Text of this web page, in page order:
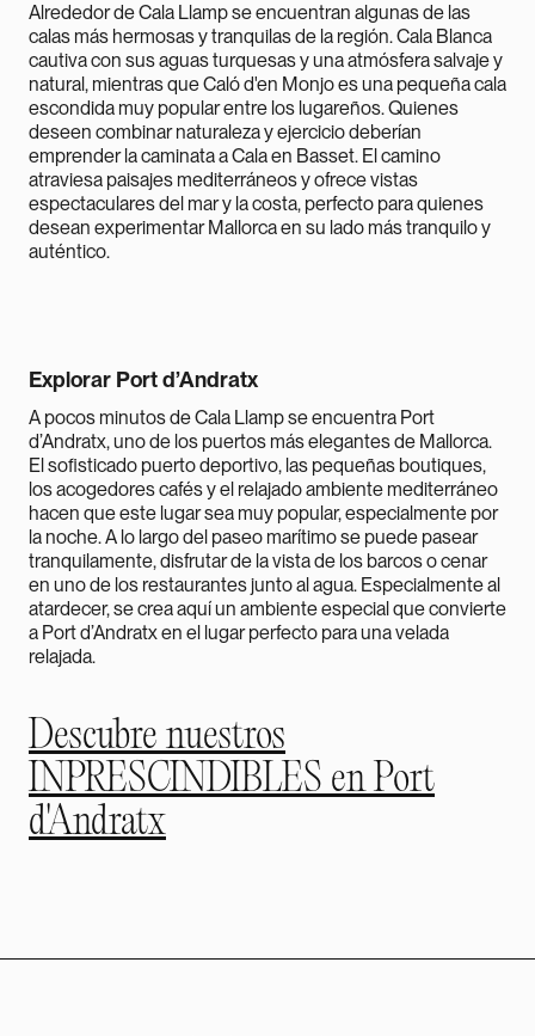
Alrededor de Cala Llamp se encuentran algunas de las
calas más hermosas y tranquilas de la región. Cala Blanca
cautiva con sus aguas turquesas y una atmósfera salvaje y
natural, mientras que Caló d'en Monjo es una pequeña cala
escondida muy popular entre los lugareños. Quienes
deseen combinar naturaleza y ejercicio deberían
emprender la caminata a Cala en Basset. El camino
atraviesa paisajes mediterráneos y ofrece vistas
espectaculares del mar y la costa, perfecto para quienes
desean experimentar Mallorca en su lado más tranquilo y
auténtico.
Explorar Port d’Andratx
A pocos minutos de Cala Llamp se encuentra Port
d’Andratx, uno de los puertos más elegantes de Mallorca.
El sofisticado puerto deportivo, las pequeñas boutiques,
los acogedores cafés y el relajado ambiente mediterráneo
hacen que este lugar sea muy popular, especialmente por
la noche. A lo largo del paseo marítimo se puede pasear
tranquilamente, disfrutar de la vista de los barcos o cenar
en uno de los restaurantes junto al agua. Especialmente al
atardecer, se crea aquí un ambiente especial que convierte
a Port d’Andratx en el lugar perfecto para una velada
relajada.
Descubre nuestros
INPRESCINDIBLES en Port
d'Andratx